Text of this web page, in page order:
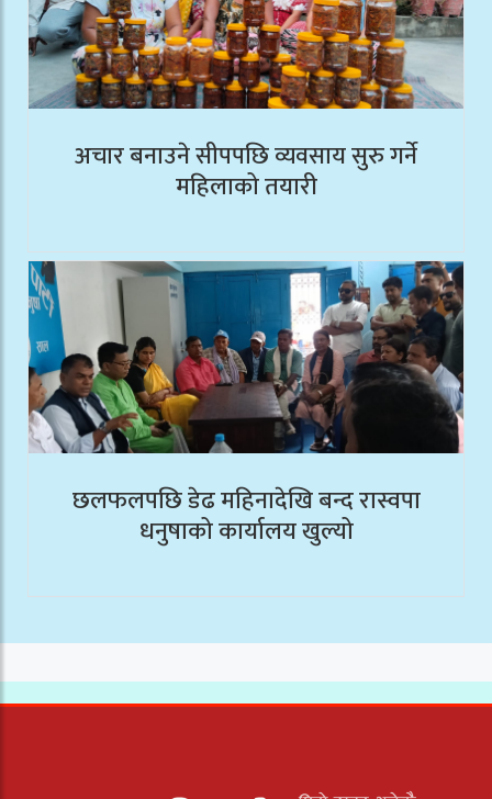
अचार बनाउने सीपपछि व्यवसाय सुरु गर्ने
महिलाको तयारी
छलफलपछि डेढ महिनादेखि बन्द रास्वपा
धनुषाको कार्यालय खुल्यो